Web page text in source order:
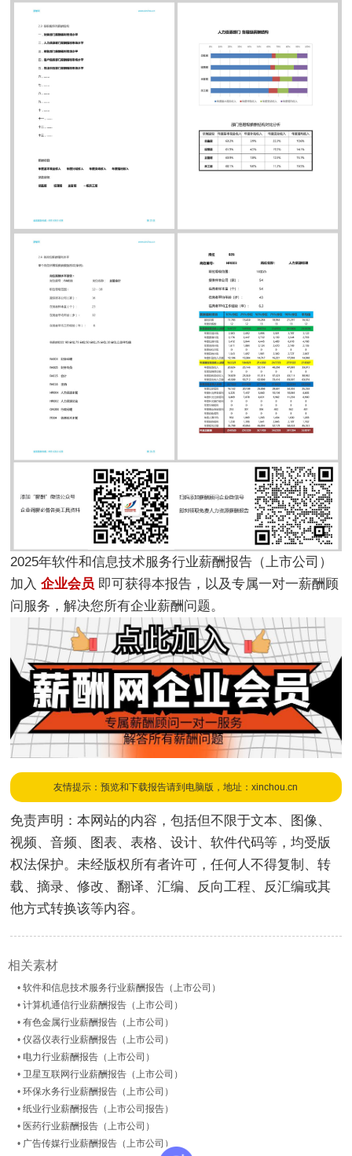
2025年软件和信息技术服务行业薪酬报告（上市公司）
加入企业会员 即可获得本报告，以及专属一对一薪酬顾
问服务，解决您所有企业薪酬问题。
友情提示：预览和下载报告请到电脑版，地址：xinchou.cn
免责声明：本网站的内容，包括但不限于文本、图像、
视频、音频、图表、表格、设计、软件代码等，均受版
权法保护。未经版权所有者许可，任何人不得复制、转
载、摘录、修改、翻译、汇编、反向工程、反汇编或其
他方式转换该等内容。
相关素材
•软件和信息技术服务行业薪酬报告（上市公司）
•计算机通信行业薪酬报告（上市公司）
•有色金属行业薪酬报告（上市公司）
•仪器仪表行业薪酬报告（上市公司）
• 电力行业薪酬报告（上市公司）
•卫星互联网行业薪酬报告（上市公司）
•环保水务行业薪酬报告（上市公司）
•纸业行业薪酬报告（上市公司报告）
• 医药行业薪酬报告（上市公司）
• 广告传媒行业薪酬报告（上市公司）